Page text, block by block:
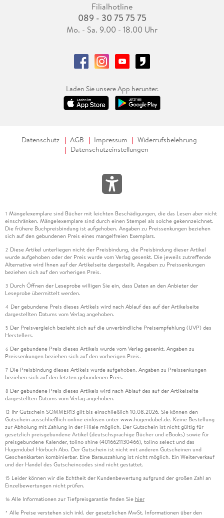
Filialhotline
089 - 30 75 75 75
Mo. - Sa. 9.00 - 18.00 Uhr
Laden Sie unsere App herunter.
Datenschutz AGB Impressum
Widerrufsbelehrung
Datenschutzeinstellungen
1 Mängelexemplare sind Bücher mit leichten Beschädigungen, die das Lesen aber nicht
einschränken. Mängelexemplare sind durch einen Stempel als solche gekennzeichnet.
Die frühere Buchpreisbindung ist aufgehoben. Angaben zu Preissenkungen beziehen
sich auf den gebundenen Preis eines mangelfreien Exemplars.
2 Diese Artikel unterliegen nicht der Preisbindung, die Preisbindung dieser Artikel
wurde aufgehoben oder der Preis wurde vom Verlag gesenkt. Die jeweils zutreffende
Alternative wird Ihnen auf der Artikelseite dargestellt. Angaben zu Preissenkungen
beziehen sich auf den vorherigen Preis.
3 Durch Öffnen der Leseprobe willigen Sie ein, dass Daten an den Anbieter der
Leseprobe übermittelt werden.
4 Der gebundene Preis dieses Artikels wird nach Ablauf des auf der Artikelseite
dargestellten Datums vom Verlag angehoben.
5 Der Preisvergleich bezieht sich auf die unverbindliche Preisempfehlung (UVP) des
Herstellers.
6 Der gebundene Preis dieses Artikels wurde vom Verlag gesenkt. Angaben zu
Preissenkungen beziehen sich auf den vorherigen Preis.
7 Die Preisbindung dieses Artikels wurde aufgehoben. Angaben zu Preissenkungen
beziehen sich auf den letzten gebundenen Preis.
8 Der gebundene Preis dieses Artikels wird nach Ablauf des auf der Artikelseite
dargestellten Datums vom Verlag angehoben.
12 Ihr Gutschein SOMMER13 gilt bis einschließlich 10.08.2026. Sie können den
Gutschein ausschließlich online einlösen unter www.hugendubel.de. Keine Bestellung
zur Abholung mit Zahlung in der Filiale möglich. Der Gutschein ist nicht gültig für
gesetzlich preisgebundene Artikel (deutschsprachige Bücher und eBooks) sowie für
preisgebundene Kalender, tolino shine (4016621130466), tolino select und das
Hugendubel Hörbuch Abo. Der Gutschein ist nicht mit anderen Gutscheinen und
Geschenkkarten kombinierbar. Eine Barauszahlung ist nicht möglich. Ein Weiterverkauf
und der Handel des Gutscheincodes sind nicht gestattet.
15 Leider können wir die Echtheit der Kundenbewertung aufgrund der großen Zahl an
Einzelbewertungen nicht prüfen.
16 Alle Informationen zur Tiefpreisgarantie finden Sie hier
* Alle Preise verstehen sich inkl. der gesetzlichen MwSt. Informationen über den